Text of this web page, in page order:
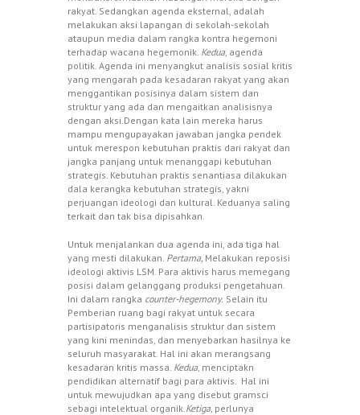
rakyat. Sedangkan agenda eksternal, adalah
melakukan aksi lapangan di sekolah-sekolah
ataupun media dalam rangka kontra hegemoni
terhadap wacana hegemonik. Kedua , agenda
politik. Agenda ini menyangkut analisis sosial kritis
yang mengarah pada kesadaran rakyat yang akan
menggantikan posisinya dalam sistem dan
struktur yang ada dan mengaitkan analisisnya
dengan aksi.Dengan kata lain mereka harus
mampu mengupayakan jawaban jangka pendek
untuk merespon kebutuhan praktis dari rakyat dan
jangka panjang untuk menanggapi kebutuhan
strategis. Kebutuhan praktis senantiasa dilakukan
dala kerangka kebutuhan strategis, yakni
perjuangan ideologi dan kultural. Keduanya saling
terkait dan tak bisa dipisahkan.
Untuk menjalankan dua agenda ini, ada tiga hal
yang mesti dilakukan. Pertama, Melakukan reposisi
ideologi aktivis LSM. Para aktivis harus memegang
posisi dalam gelanggang produksi pengetahuan.
Ini dalam rangka counter-hegemony. Selain itu
Pemberian ruang bagi rakyat untuk secara
partisipatoris menganalisis struktur dan sistem
yang kini menindas, dan menyebarkan hasilnya ke
seluruh masyarakat. Hal ini akan merangsang
kesadaran kritis massa. Kedua , menciptakn
pendidikan alternatif bagi para aktivis. Hal ini
untuk mewujudkan apa yang disebut gramsci
sebagi intelektual organik. Ketiga , perlunya